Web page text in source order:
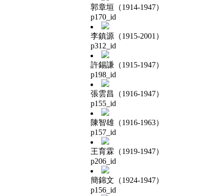
郭章垣（1914-1947）
p170_id
李鎮源（1915-2001）
p312_id
許錫謙（1915-1947）
p198_id
張雲昌（1916-1947）
p155_id
陳智雄（1916-1963）
p157_id
王育霖（1919-1947）
p206_id
簡錦文（1924-1947）
p156_id